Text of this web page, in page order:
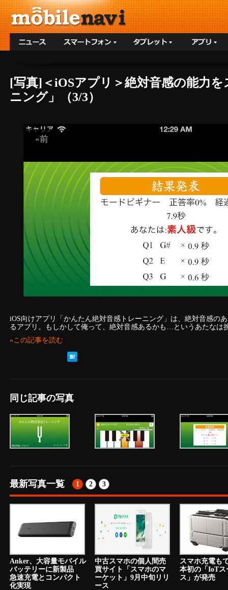
[写真]＜iOSアプリ＞絶対音感の能力
ニング」（3/3）
«前
iOS向けアプリ「かんたん絶対音感トレーニング」は、絶対音感の
るアプリ。もしかして俺って、絶対音感あるかも…というあたなは
»この記事を読む
同じ記事の写真
最新写真一覧 1 2 3
Anker、大容量モバイル
バッテリーに新製品
急速充電とコンパクト
化実現
中古スマホの個人間売
買サイト「スマホのマ
ーケット」9月中旬リリ
ース
スマホ充電も
本初の「IoTス
ス」が発売